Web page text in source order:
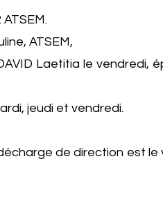
ATSEM,
Laetitia le vendredi,
jeudi et vendredi.
de direction est le